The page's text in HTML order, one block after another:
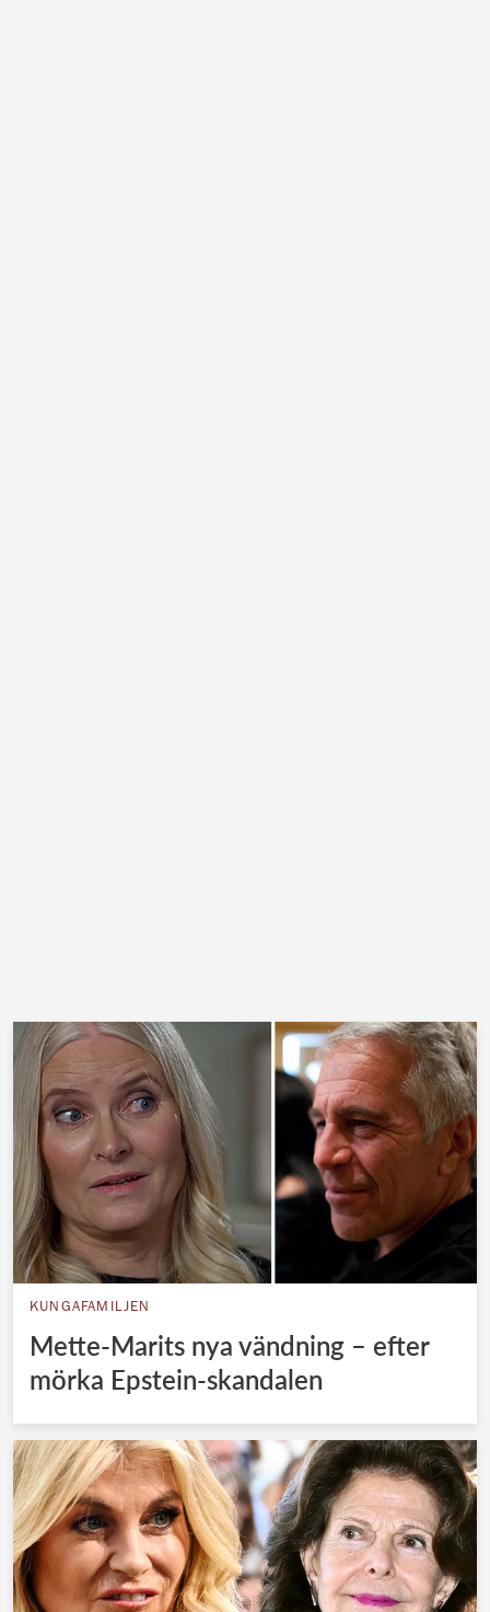
KUNGAFAMILJEN
Mette-Marits nya vändning – efter
mörka Epstein-skandalen